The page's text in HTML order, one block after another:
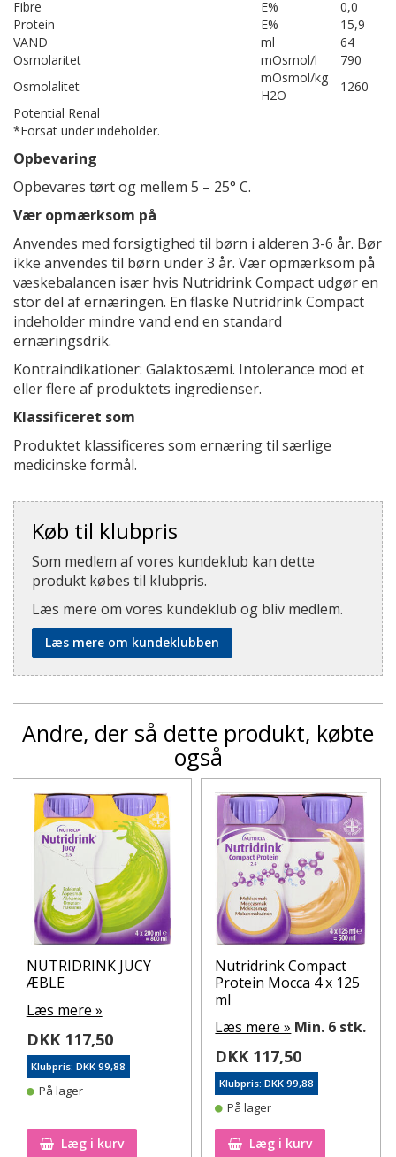
Fibre E%
0,0
Protein
E%
15,9
VAND
ml
64
Osmolaritet
mOsmol/l
790
Osmolalitet
mOsmol/kg
H2O
1260
Potential Renal
*Forsat under indeholder.
Opbevaring
Opbevares tørt og mellem 5 – 25° C.
Vær opmærksom på
Anvendes med forsigtighed til børn i alderen 3-6 år. Bør
ikke anvendes til børn under 3 år. Vær opmærksom på
væskebalancen især hvis Nutridrink Compact udgør en
stor del af ernæringen. En flaske Nutridrink Compact
indeholder mindre vand end en standard
ernæringsdrik.
Kontraindikationer: Galaktosæmi. Intolerance mod et
eller flere af produktets ingredienser.
Klassificeret som
Produktet klassificeres som ernæring til særlige
medicinske formål.
Køb til klubpris
Som medlem af vores kundeklub kan dette
produkt købes til klubpris.
Læs mere om vores kundeklub og bliv medlem.
Læs mere om kundeklubben
Andre, der så dette produkt, købte
også
NUTRIDRINK JUCY
ÆBLE
Læs mere »
DKK 117,50
Klubpris: DKK 99,88
På lager
Læg i kurv
Nutridrink Compact
Protein Mocca 4 x 125
ml
Læs mere » Min. 6 stk.
DKK 117,50
Klubpris: DKK 99,88
På lager
Læg i kurv